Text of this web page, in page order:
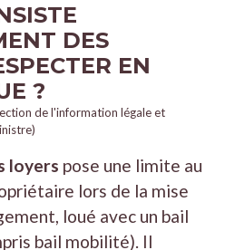
DES
EN
?
de l'information légale et
loyers pose une limite au
lors de la mise
loué avec un bail
bail mobilité). Il